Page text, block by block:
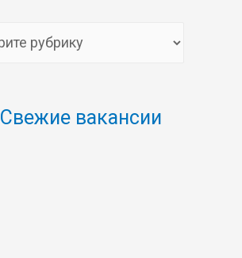
Свежие вакансии